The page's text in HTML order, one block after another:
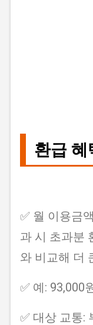
환급 혜
✅ 월 이용금
과 시 초과분
와 비교해 더
✅ 예: 93,000
✅ 대상 교통: